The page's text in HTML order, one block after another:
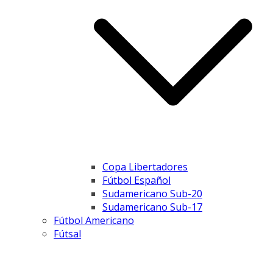
Copa Libertadores
Fútbol Español
Sudamericano Sub-20
Sudamericano Sub-17
Fútbol Americano
Fútsal